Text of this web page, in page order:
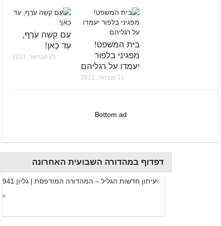
עַם קְשֵׁה עֹרֶף,
עַד כָּאן!
25 פברואר, 2021
בית המשפט!
מפגיני בלפור
יעמדו על רגליהם
11 פברואר, 2021
Bottom ad
דפדוף במהדורה השבועית האחרונה
עיתון חדשות הגליל – המהדורה המודפסת | גליון 941